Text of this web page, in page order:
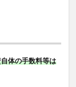
体の手数料等は